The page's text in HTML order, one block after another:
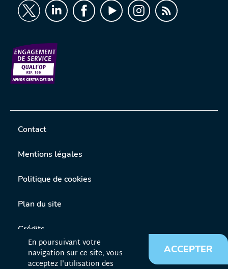
En poursuivant votre
navigation sur ce site, vous
acceptez l'utilisation des
ACCEPTER
Contact
Mentions légales
Politique de cookies
Plan du site
Crédits
Liens utiles